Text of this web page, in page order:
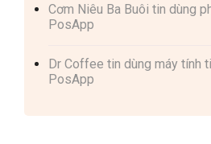
Cơm Niêu Ba Buôi tin dùng
PosApp
Dr Coffee tin dùng máy tính
PosApp